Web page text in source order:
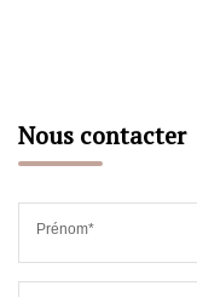
Nous contacter
Prénom*